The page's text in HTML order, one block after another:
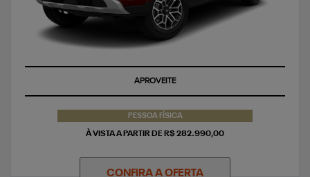
APROVEITE
PESSOA FÍSICA
À VISTA A PARTIR DE R$ 282.990,00
CONFIRA A OFERTA